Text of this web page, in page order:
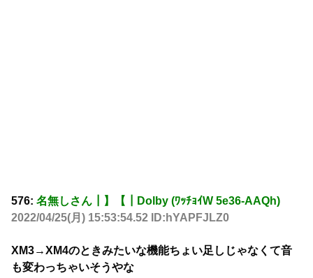
576: 名無しさん┃】【┃Dolby (ﾜｯﾁｮｲW 5e36-AAQh)
2022/04/25(月) 15:53:54.52 ID:hYAPFJLZ0
XM3→XM4のときみたいな機能ちょい足しじゃなくて音
も変わっちゃいそうやな